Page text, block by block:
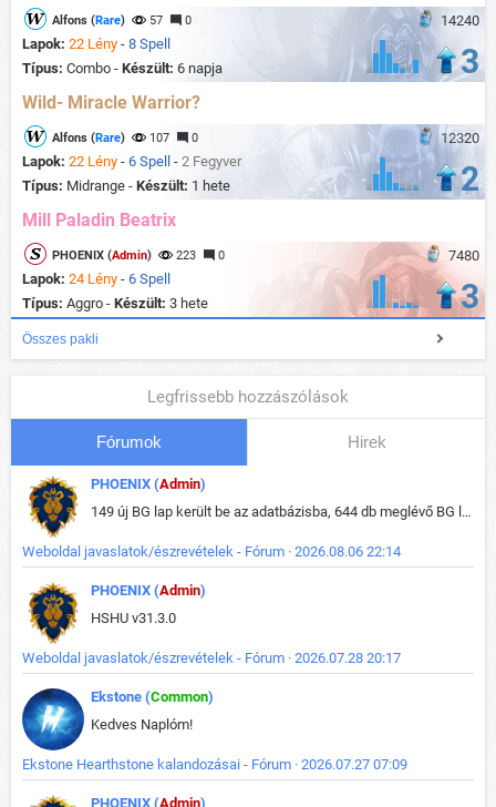
14240
Alfons (Rare) 57 0
Lapok: 22 Lény - 8 Spell
Típus: Combo - Készült: 6 napja 3
Wild- Miracle Warrior?
12320
Alfons (Rare) 107 0
Lapok: 22 Lény - 6 Spell - 2 Fegyver
Típus: Midrange - Készült: 1 hete 2
Mill Paladin Beatrix
7480
PHOENIX (Admin) 223 0
Lapok: 24 Lény - 6 Spell
Típus: Aggro - Készült: 3 hete 3
Összes pakli
Legfrissebb hozzászólások
Fórumok Hirek
PHOENIX (Admin)
149 új BG lap került be az adatbázisba, 644 db meglévő BG lap módosult, bekerültek az új képek a megváltozott lapokhoz is.
Weboldal javaslatok/észrevételek - Fórum · 2026.08.06 22:14
PHOENIX (Admin)
HSHU v31.3.0
Weboldal javaslatok/észrevételek - Fórum · 2026.07.28 20:17
Ekstone (Common)
Kedves Naplóm!
Ekstone Hearthstone kalandozásai - Fórum · 2026.07.27 07:09
PHOENIX (Admin)